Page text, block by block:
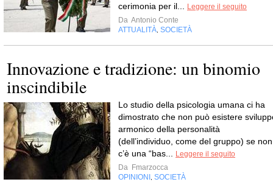
cerimonia per il...
Leggere il seguito
Da Antonio Conte
ATTUALITÀ SOCIETÀ
Innovazione e tradizione: un binomio
inscindibile
Lo studio della psicologia umana ci ha
dimostrato che non può esistere
armonico della personalità
(dell’individuo, come del gruppo) se non
c’è una “bas...
Leggere il seguito
Da Fmarzocca
OPINIONI
SOCIETÀ